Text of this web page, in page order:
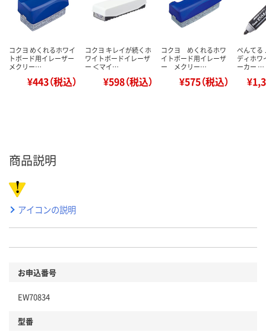
コクヨ めくれるホワイ
トボード用イレーザー
メクリー…
¥443（税込）
コクヨ キレイが続くホ
ワイトボードイレーザ
ー ＜マイ…
¥598（税込）
コクヨ めくれるホワ
イトボード用イレーザ
ー メクリー…
¥575（税込）
ぺんてる
ディホワ
ーカー …
商品説明
アイコンの説明
お申込番号
EW70834
型番